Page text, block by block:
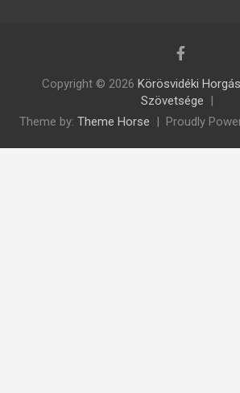
Copyright © 2026 Körösvidéki
Szövetsége
Theme by: Theme Horse Proudly